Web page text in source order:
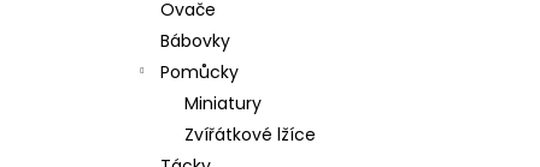
Ovače
Bábovky
Pomůcky
Miniatury
Zvířátkové lžíce
PÍŠŤALKA